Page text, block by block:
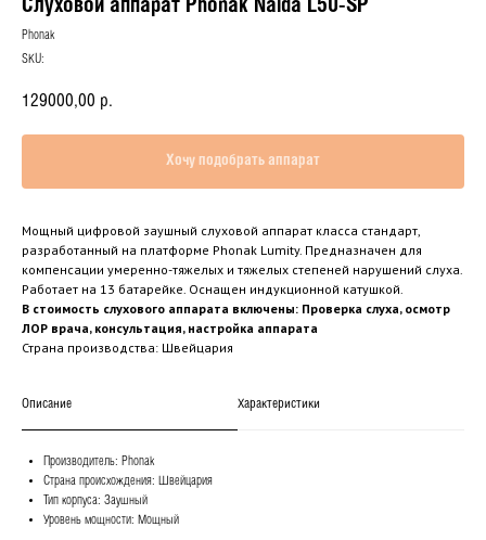
Слуховой аппарат Phonak Naida L50-SP
Phonak
SKU:
129000,00 р.
Хочу подобрать аппарат
Мощный цифровой заушный слуховой аппарат класса стандарт,
разработанный на платформе Phonak Lumity. Предназначен для
компенсации умеренно-тяжелых и тяжелых степеней нарушений слуха.
Работает на 13 батарейке. Оснащен индукционной катушкой.
В стоимость слухового аппарата включены: Проверка слуха, осмотр
ЛОР врача, консультация, настройка аппарата
Страна производства: Швейцария
Описание Характеристики
Производитель: Phonak
Страна происхождения: Швейцария
Тип корпуса: Заушный
Уровень мощности: Мощный